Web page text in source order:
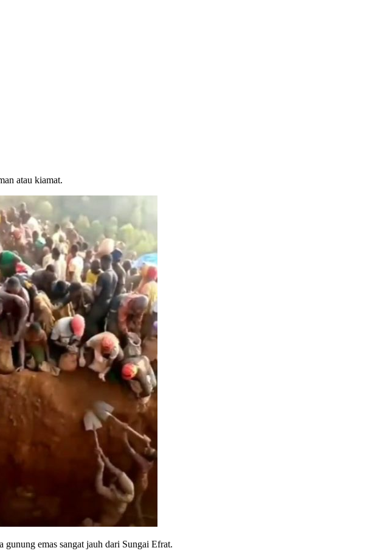
atau kiamat.
emas sangat jauh dari Sungai Efrat.